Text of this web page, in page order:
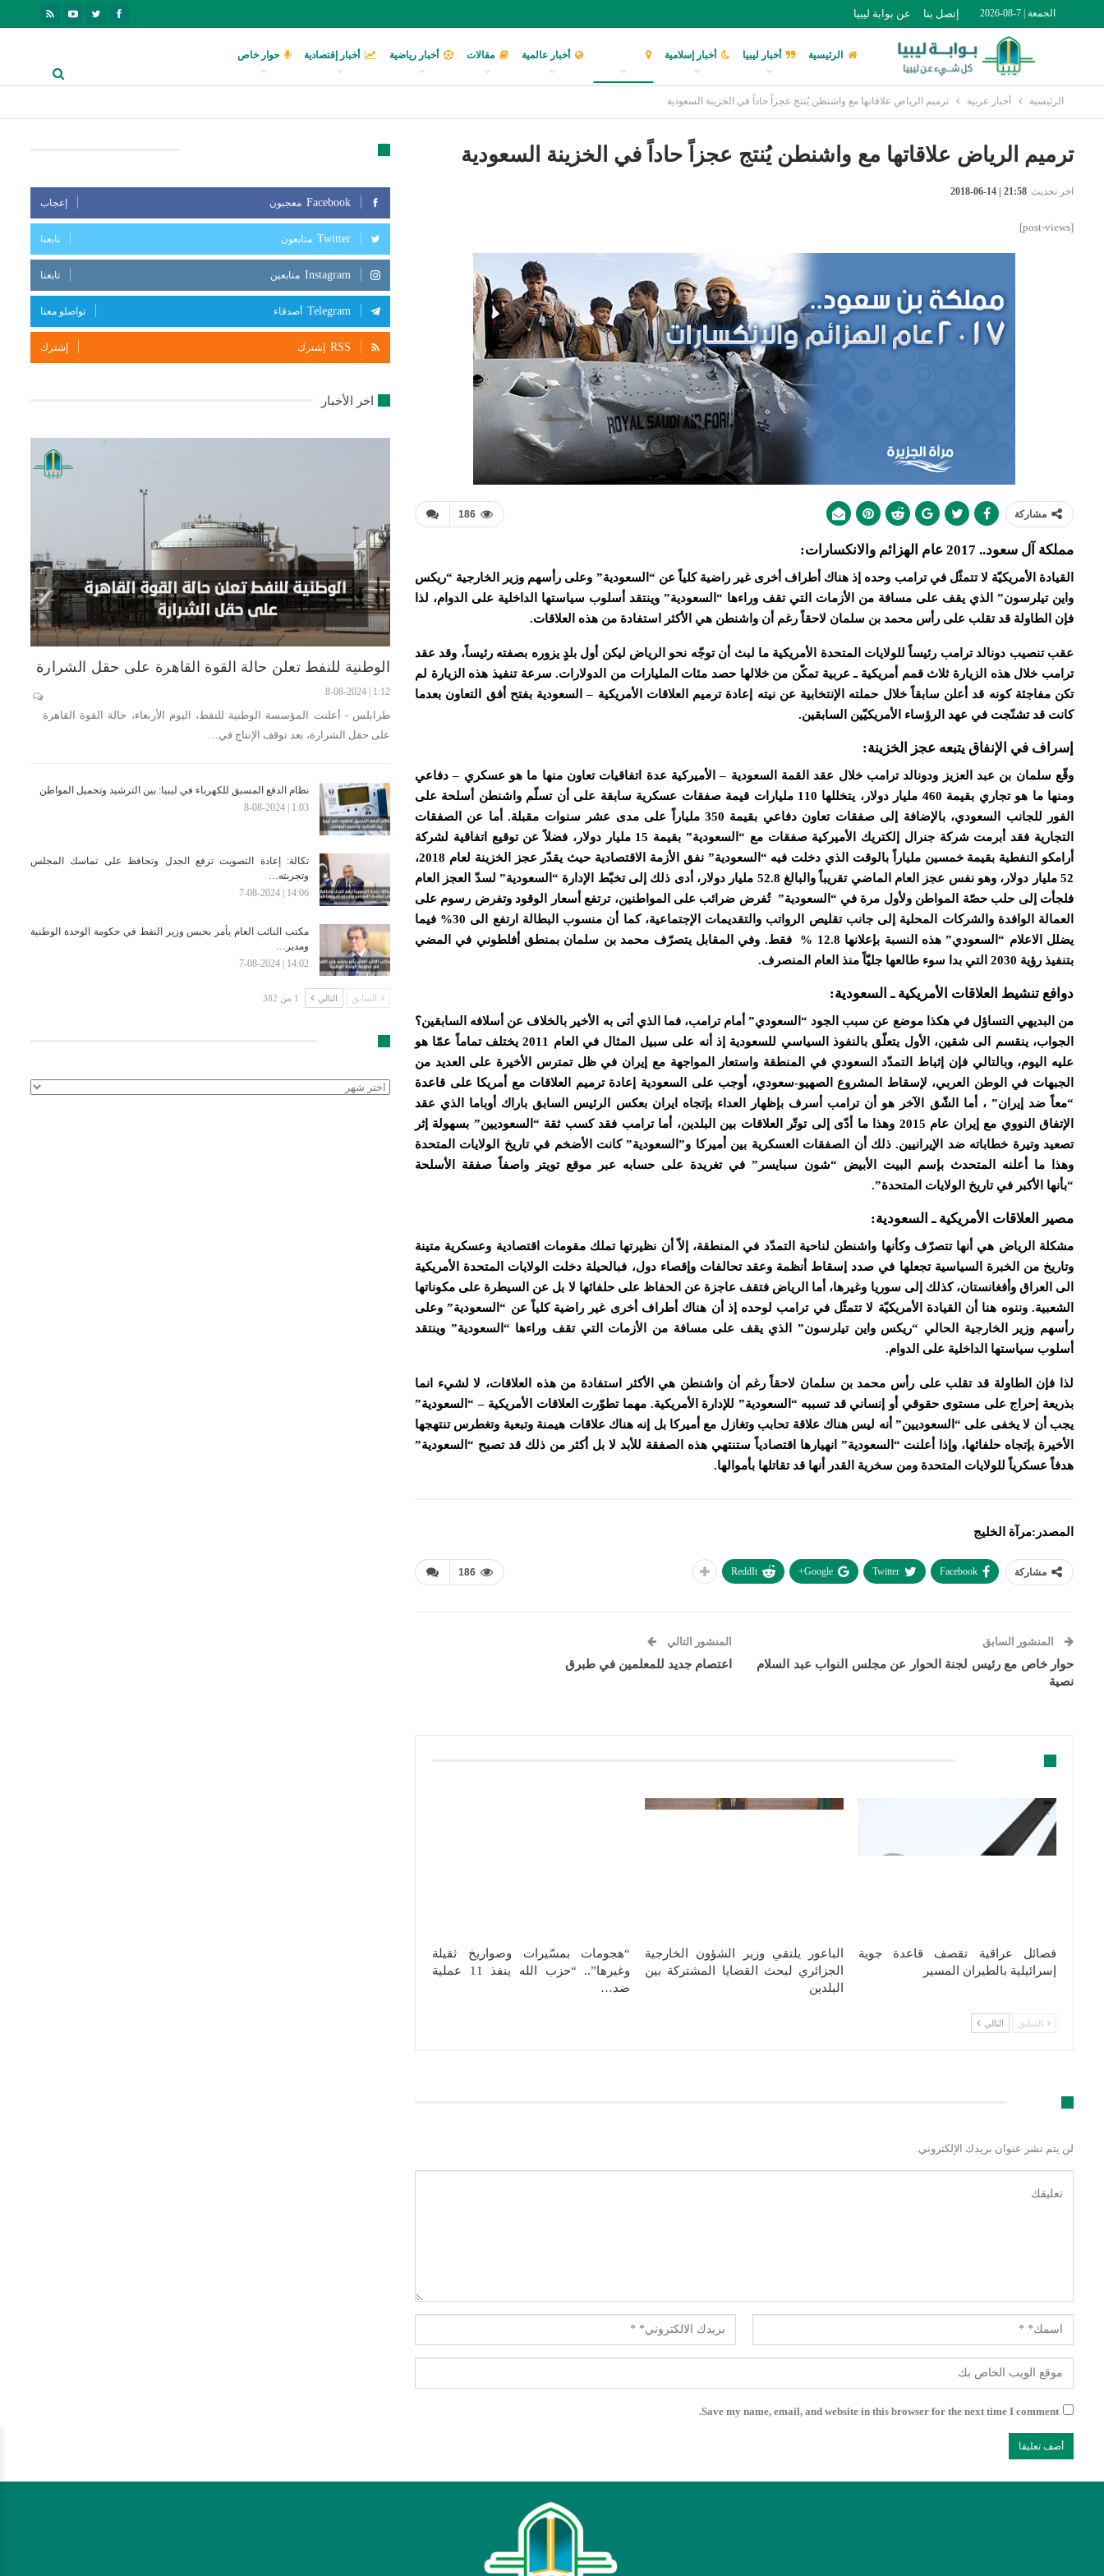
الجمعة | 7-08-2026 إتصل بنا عن بوابة ليبيا
الرئيسية أخبار ليبيا أخبار إسلامية أخبار عالمية مقالات أخبار رياضية أخبار إقتصادية حوار خاص
الرئيسية أخبار عربية ترميم الرياض علاقاتها مع واشنطن يُنتج عجزاً حاداً في الخزينة السعودية
ترميم الرياض علاقاتها مع واشنطن يُنتج عجزاً حاداً في الخزينة السعودية
اخر تحديث 21:58 | 14-06-2018
[post-views]
186 مشاركة
مملكة آل سعود.. 2017 عام الهزائم والانكسارات:
القيادة الأمريكيّة لا تتمثّل في ترامب وحده إذ هناك أطراف أخرى غير راضية كلياً عن “السعودية” وعلى رأسهم وزير الخارجية “ريكس
واين تيلرسون” الذي يقف على مسافة من الأزمات التي تقف وراءها “السعودية” وينتقد أسلوب سياستها الداخلية على الدوام، لذا
فإن الطاولة قد تقلب على رأس محمد بن سلمان لاحقاً رغم أن واشنطن هي الأكثر استفادة من هذه العلاقات.
عقب تنصيب دونالد ترامب رئيساً للولايات المتحدة الأمريكية ما لبث أن توجّه نحو الرياض ليكن أول بلدٍ يزوره بصفته رئيساً، وقد عقد
ترامب خلال هذه الزيارة ثلاث قمم أمريكية ـ عربية تمكّن من خلالها حصد مئات المليارات من الدولارات. سرعة تنفيذ هذه الزيارة لم
تكن مفاجئة كونه قد أعلن سابقاً خلال حملته الإنتخابية عن نيته إعادة ترميم العلاقات الأمريكية – السعودية بفتح أفق التعاون بعدما
كانت قد تشنّجت في عهد الرؤساء الأمريكيّين السابقين.
إسراف في الإنفاق يتبعه عجز الخزينة:
وقّع سلمان بن عبد العزيز ودونالد ترامب خلال عقد القمة السعودية – الأميركية عدة اتفاقيات تعاون منها ما هو عسكري – دفاعي
ومنها ما هو تجاري بقيمة 460 مليار دولار، يتخللها 110 مليارات قيمة صفقات عسكرية سابقة على أن تسلّم واشنطن أسلحة على
الفور للجانب السعودي، بالإضافة إلى صفقات تعاون دفاعي بقيمة 350 ملياراً على مدى عشر سنوات مقبلة. أما عن الصفقات
التجارية فقد أبرمت شركة جنرال إلكتريك الأميركية صفقات مع “السعودية” بقيمة 15 مليار دولار، فضلاً عن توقيع اتفاقية لشركة
أرامكو النفطية بقيمة خمسين ملياراً بالوقت الذي دخلت فيه “السعودية” نفق الأزمة الاقتصادية حيث يقدّر عجز الخزينة لعام 2018،
52 مليار دولار، وهو نفس عجز العام الماضي تقريباً والبالغ 52.8 مليار دولار، أدى ذلك إلى تخبّط الإدارة “السعودية” لسدّ العجز العام
فلجأت إلى حلب حصّة المواطن ولأول مرة في “السعودية” تُفرض ضرائب على المواطنين، ترتفع أسعار الوقود وتفرض رسوم على
العمالة الوافدة والشركات المحلية إلى جانب تقليص الرواتب والتقديمات الإجتماعية، كما أن منسوب البطالة ارتفع الى 30% فيما
يضلل الاعلام “السعودي” هذه النسبة بإعلانها 12.8 % فقط. وفي المقابل يتصرّف محمد بن سلمان بمنطق أفلطوني في المضي
بتنفيذ رؤية 2030 التي بدا سوء طالعها جليّاً منذ العام المنصرف.
دوافع تنشيط العلاقات الأمريكية ـ السعودية:
من البديهي التساؤل في هكذا موضع عن سبب الجود “السعودي” أمام ترامب، فما الذي أتى به الأخير بالخلاف عن أسلافه السابقين؟
الجواب، ينقسم الى شقين، الأول يتعلّق بالنفوذ السياسي للسعودية إذ أنه على سبيل المثال في العام 2011 يختلف تماماً عمّا هو
عليه اليوم، وبالتالي فإن إثباط التمدّد السعودي في المنطقة واستعار المواجهة مع إيران في ظل تمترس الأخيرة على العديد من
الجبهات في الوطن العربي، لإسقاط المشروع الصهيو-سعودي، أوجب على السعودية إعادة ترميم العلاقات مع أمريكا على قاعدة
“معاً ضد إيران” ، أما الشّق الآخر هو أن ترامب أسرف بإظهار العداء بإتجاه ايران بعكس الرئيس السابق باراك أوباما الذي عقد
الإتفاق النووي مع إيران عام 2015 وهذا ما أدّى إلى توتّر العلاقات بين البلدين، أما ترامب فقد كسب ثقة “السعوديين” بسهولة إثر
تصعيد وتيرة خطاباته ضد الإيرانيين. ذلك أن الصفقات العسكرية بين أميركا و”السعودية” كانت الأضخم في تاريخ الولايات المتحدة
وهذا ما أعلنه المتحدث بإسم البيت الأبيض “شون سبايسر” في تغريدة على حسابه عبر موقع تويتر واصفاً صفقة الأسلحة
“بأنها الأكبر في تاريخ الولايات المتحدة”.
مصير العلاقات الأمريكية ـ السعودية:
مشكلة الرياض هي أنها تتصرّف وكأنها واشنطن لناحية التمدّد في المنطقة، إلاّ أن نظيرتها تملك مقومات اقتصادية وعسكرية متينة
وتاريخ من الخبرة السياسية تجعلها في صدد إسقاط أنظمة وعقد تحالفات وإقصاء دول، فبالحيلة دخلت الولايات المتحدة الأمريكية
الى العراق وأفغانستان، كذلك إلى سوريا وغيرها، أما الرياض فتقف عاجزة عن الحفاظ على حلفائها لا بل عن السيطرة على مكوناتها
الشعبية. وننوه هنا أن القيادة الأمريكيّة لا تتمثّل في ترامب لوحده إذ أن هناك أطراف أخرى غير راضية كلياً عن “السعودية” وعلى
رأسهم وزير الخارجية الحالي “ريكس واين تيلرسون” الذي يقف على مسافة من الأزمات التي تقف وراءها “السعودية” وينتقد
أسلوب سياستها الداخلية على الدوام.
لذا فإن الطاولة قد تقلب على رأس محمد بن سلمان لاحقاً رغم أن واشنطن هي الأكثر استفادة من هذه العلاقات، لا لشيء انما
بذريعة إحراج على مستوى حقوقي أو إنساني قد تسببه “السعودية” للإدارة الأمريكية. مهما تطوّرت العلاقات الأمريكية – “السعودية”
يجب أن لا يخفى على “السعوديين” أنه ليس هناك علاقة تحابب وتغازل مع أميركا بل إنه هناك علاقات هيمنة وتبعية وتغطرس تنتهجها
الأخيرة بإتجاه حلفائها، وإذا أعلنت “السعودية” انهيارها اقتصادياً ستنتهي هذه الصفقة للأبد لا بل أكثر من ذلك قد تصبح “السعودية”
هدفاً عسكرياً للولايات المتحدة ومن سخرية القدر أنها قد تقاتلها بأموالها.
المصدر:مرآة الخليج
186 مشاركة Facebook
Twitter
Google+
ReddIt
المنشور السابق
حوار خاص مع رئيس لجنة الحوار عن مجلس النواب عبد السلام
نصية
المنشور التالي
اعتصام جديد للمعلمين في طبرق
فصائل عراقية تقصف قاعدة جوية
إسرائيلية بالطيران المسير
الباعور يلتقي وزير الشؤون الخارجية
الجزائري لبحث القضايا المشتركة بين
البلدين
“هجومات بمسّيرات وصواريخ ثقيلة
وغيرها”.. “حزب الله ينفذ 11 عملية
ضد…
السابق التالي
لن يتم نشر عنوان بريدك الإلكتروني.
Save my name, email, and website in this browser for the next time I comment.
Facebook معجبون إعجاب
Twitter متابعون تابعنا
Instagram متابعين تابعنا
Telegram أصدقاء تواصلو معنا
RSS إشترك إشترك
اخر الأخبار
الوطنية للنفط تعلن حالة القوة القاهرة على حقل الشرارة
1:12 | 8-08-2024
طرابلس - أعلنت المؤسسة الوطنية للنفط، اليوم الأربعاء، حالة القوة القاهرة
على حقل الشرارة، بعد توقف الإنتاج في…
نظام الدفع المسبق للكهرباء في ليبيا: بين الترشيد وتحميل المواطن
1:03 | 8-08-2024
تكالة: إعادة التصويت ترفع الجدل وتحافظ على تماسك المجلس
وتجربته…
14:06 | 7-08-2024
مكتب النائب العام يأمر بحبس وزير النفط في حكومة الوحدة الوطنية
ومدير…
14:02 | 7-08-2024
السابق التالي 1 من 382
الأرشيف